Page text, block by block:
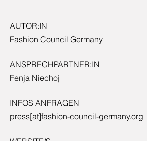
AUTOR:IN
Fashion Council Germany
ANSPRECHPARTNER:IN
Fenja Niechoj
INFOS ANFRAGEN
press[at]fashion-council-germany.org